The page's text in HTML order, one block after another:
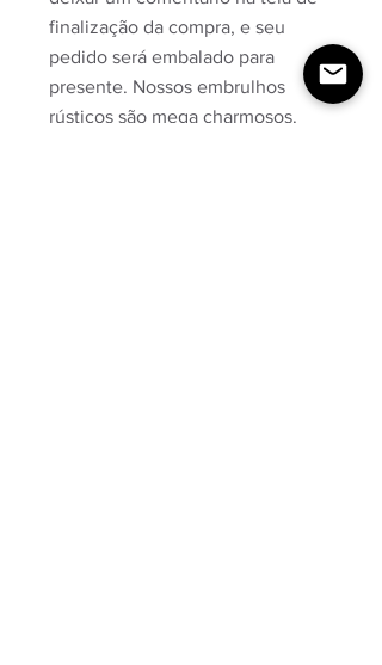
finalização da compra, e seu
pedido será embalado para
presente. Nossos embrulhos
rústicos são mega charmosos.